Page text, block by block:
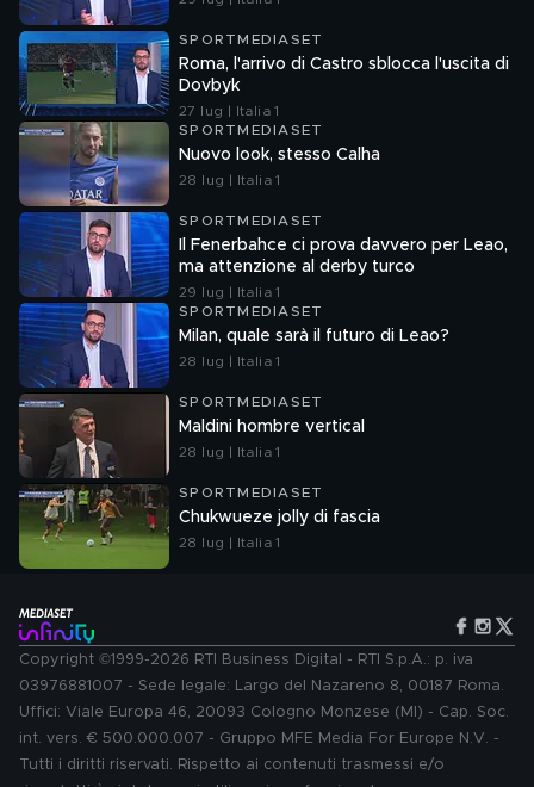
SPORTMEDIASET
Roma, l'arrivo di Castro sblocca l'uscita di
Dovbyk
27 lug | Italia 1
SPORTMEDIASET
Nuovo look, stesso Calha
28 lug | Italia 1
SPORTMEDIASET
Il Fenerbahce ci prova davvero per Leao,
ma attenzione al derby turco
29 lug | Italia 1
SPORTMEDIASET
Milan, quale sarà il futuro di Leao?
28 lug | Italia 1
SPORTMEDIASET
Maldini hombre vertical
28 lug | Italia 1
SPORTMEDIASET
Chukwueze jolly di fascia
28 lug | Italia 1
Copyright ©1999-2026 RTI Business Digital - RTI S.p.A.: p. iva
03976881007 - Sede legale: Largo del Nazareno 8, 00187 Roma.
Uffici: Viale Europa 46, 20093 Cologno Monzese (MI) - Cap. Soc.
int. vers. € 500.000.007 - Gruppo MFE Media For Europe N.V. -
Tutti i diritti riservati. Rispetto ai contenuti trasmessi e/o